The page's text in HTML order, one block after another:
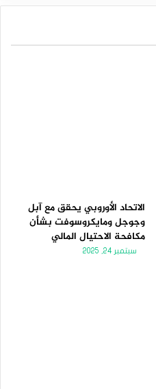
الاتحاد الأوروبي يحقق مع آبل
وجوجل ومايكروسوفت بشأن
مكافحة الاحتيال المالي
سبتمبر 24, 2025